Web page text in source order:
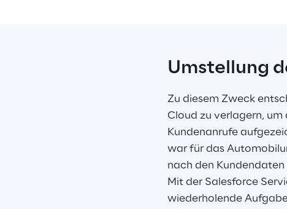
Umstellung
Zu diesem Zweck
Cloud zu verlagern,
Kundenanrufe
war für das
nach den
Mit der Salesforce
wiederholende